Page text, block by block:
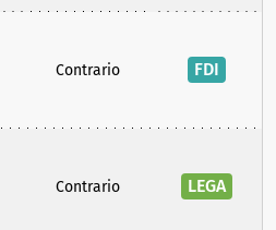
Contrario FDI
Contrario LEGA